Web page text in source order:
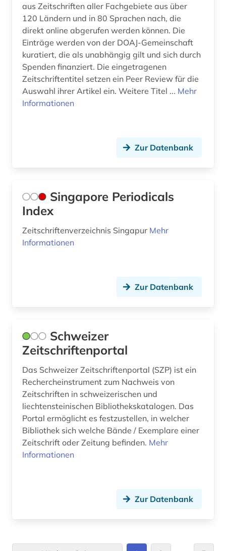
aus Zeitschriften aller Fachgebiete aus über
120 Ländern und in 80 Sprachen nach, die
direkt online abgerufen werden können. Die
Einträge werden von der DOAJ-Gemeinschaft
kuratiert, die als unabhängig gilt und sich durch
Spenden finanziert. Die eingetragenen
Zeitschriftentitel setzen ein Peer Review für die
Auswahl ihrer Artikel ein. Weitere Titel ... Mehr
Informationen
Zur Datenbank
Singapore Periodicals
Index
Zeitschriftenverzeichnis Singapur Mehr
Informationen
Zur Datenbank
Schweizer
Zeitschriftenportal
Das Schweizer Zeitschriftenportal (SZP) ist ein
Rechercheinstrument zum Nachweis von
Zeitschriften in schweizerischen und
liechtensteinischen Bibliothekskatalogen. Das
Portal ermöglicht es festzustellen, in welcher
Bibliothek sich welche Bände / Exemplare einer
Zeitschrift oder Zeitung befinden. Mehr
Informationen
Zur Datenbank